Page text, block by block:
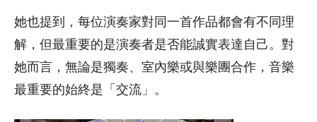
她也提到，每位演奏家對同一首作品都會有不同理
解，但最重要的是演奏者是否能誠實表達自己。對
她而言，無論是獨奏、室內樂或與樂團合作，音樂
最重要的始終是「交流」。